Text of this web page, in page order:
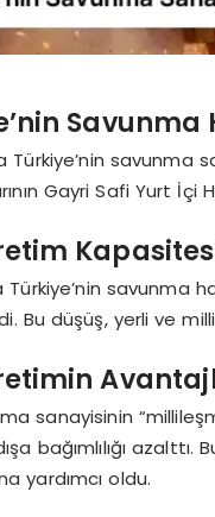
Türkiye’nin savunma
Gayri Safi Yurt İçi
Türkiye’nin savunma
Bu düşüş, yerli ve
sanayisinin
bağımlılığı
yardımcı oldu.